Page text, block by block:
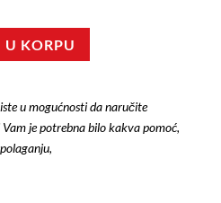
U KORPU
u mogućnosti da naručite
je potrebna bilo kakva pomoć,